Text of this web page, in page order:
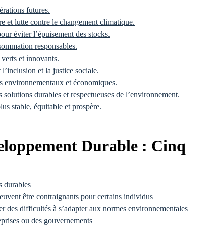
futures.
et lutte contre le changement climatique.
éviter l’épuisement des stocks.
responsables.
et innovants.
et la justice sociale.
environnementaux et économiques.
durables et respectueuses de l’environnement.
stable, équitable et prospère.
Durable : Cinq
durables
être contraignants pour certains individus
des difficultés à s’adapter aux normes environnementales
ou des gouvernements